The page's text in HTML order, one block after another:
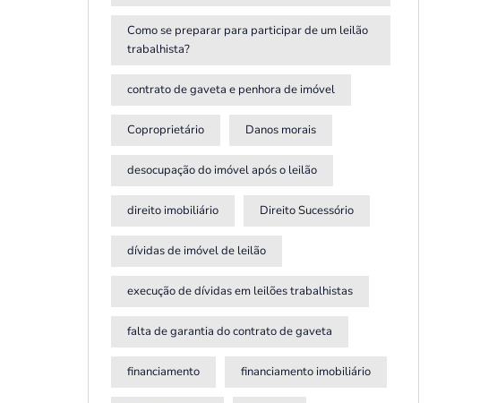
Como se preparar para participar de um leilão
trabalhista?
contrato de gaveta e penhora de imóvel
Coproprietário Danos morais
desocupação do imóvel após o leilão
direito imobiliário Direito Sucessório
dívidas de imóvel de leilão
execução de dívidas em leilões trabalhistas
falta de garantia do contrato de gaveta
financiamento financiamento imobiliário